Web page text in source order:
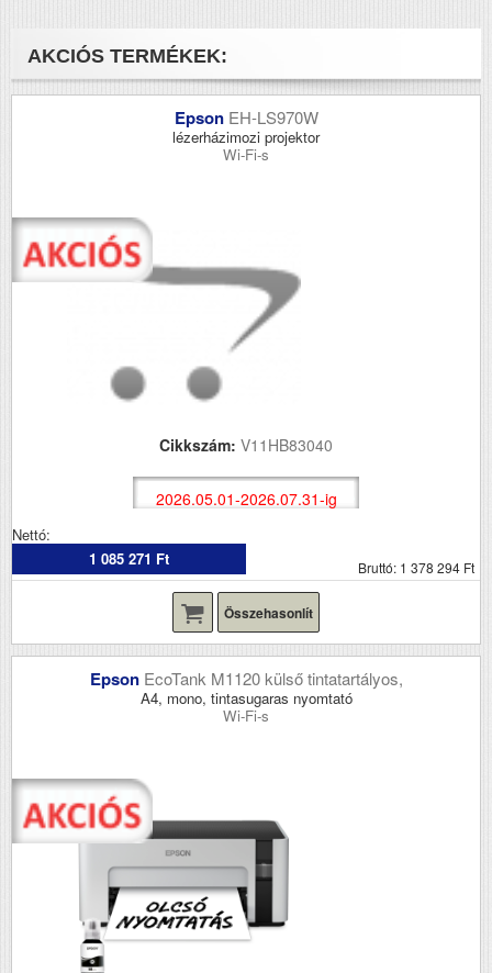
AKCIÓS TERMÉKEK:
Epson EH-LS970W
lézerházimozi projektor
Wi-Fi-s
Cikkszám: V11HB83040
2026.05.01-2026.07.31-ig
Nettó:
1 085 271 Ft
Bruttó: 1 378 294 Ft
Összehasonlít
Epson EcoTank M1120 külső tintatartályos,
A4, mono, tintasugaras nyomtató
Wi-Fi-s